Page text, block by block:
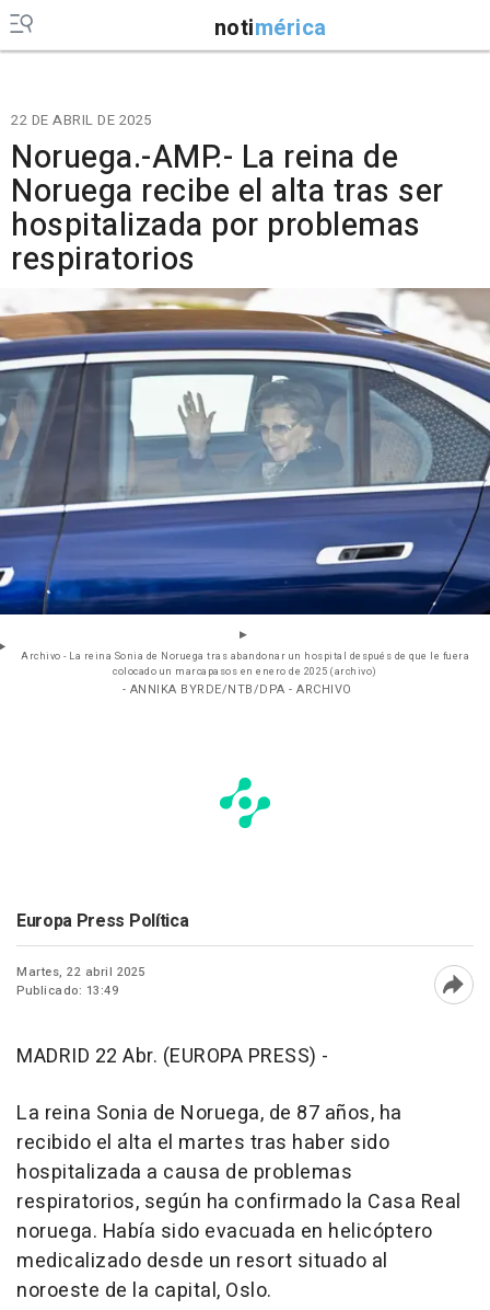
notimérica
22 DE ABRIL DE 2025
Noruega.-AMP.- La reina de
Noruega recibe el alta tras ser
hospitalizada por problemas
respiratorios
Archivo - La reina Sonia de Noruega tras abandonar un hospital después de que le fuera
colocado un marcapasos en enero de 2025 (archivo)
- ANNIKA BYRDE/NTB/DPA - ARCHIVO
Europa Press Política
Martes, 22 abril 2025
Publicado: 13:49
MADRID 22 Abr. (EUROPA PRESS) -
La reina Sonia de Noruega, de 87 años, ha
recibido el alta el martes tras haber sido
hospitalizada a causa de problemas
respiratorios, según ha confirmado la Casa Real
noruega. Había sido evacuada en helicóptero
medicalizado desde un resort situado al
noroeste de la capital, Oslo.